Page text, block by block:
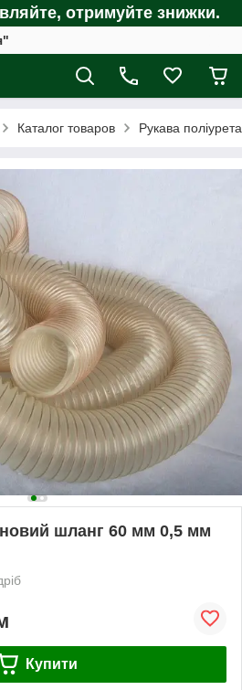
отримуйтезнижки.
Каталог товаров Рукава
шланг 60 мм 0,5 мм
Купити